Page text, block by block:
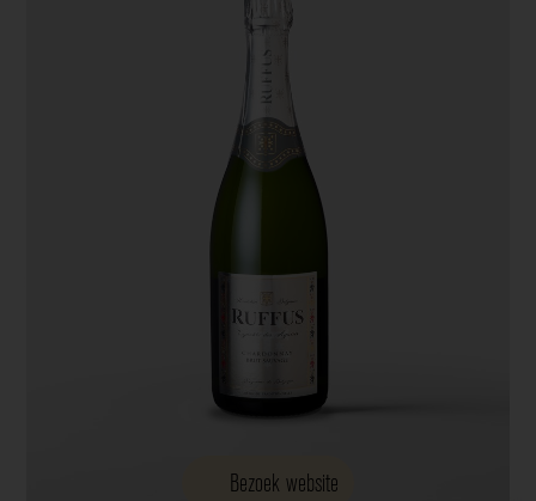
Bezoek website